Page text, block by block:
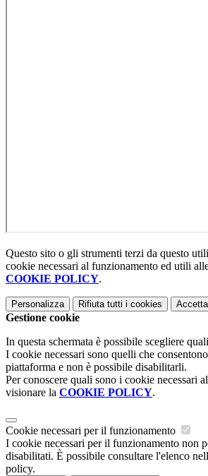
Questo sito o gli strumenti terzi da questo
cookie necessari al funzionamento ed utili
COOKIE POLICY.
Personalizza Rifiuta tutti i cookies
Gestione cookie
In questa schermata è possibile scegliere
I cookie necessari sono quelli che
piattaforma e non è possibile disabilitarli.
Per conoscere quali sono i cookie necessari
visionare la COOKIE POLICY.
Cookie necessari per il funzionamento
I cookie necessari per il funzionamento non
disabilitati. È possibile consultare l'elenco
policy.